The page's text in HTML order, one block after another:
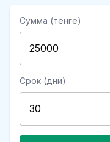
Сумма (тенге)
Срок (дни)